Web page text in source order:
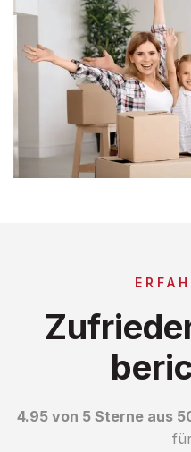
4.95 von 5 Sterne aus